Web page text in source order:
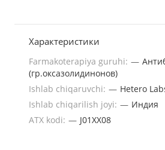
Характеристики
Farmakoterapiya guruhi: —
(гр.оксазолидинонов)
Ishlab chiqaruvchi: — Hetero
Ishlab chiqarilish joyi: — Индия
ATX kodi: — J01XX08